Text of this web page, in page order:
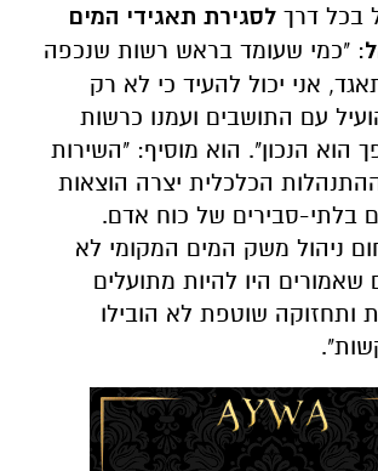
בכל דרך לסגירת תאגידי המים
: "כמי שעומד בראש רשות שנכפה
אני יכול להעיד כי לא רק
עם התושבים ועמנו כרשות
הוא הנכון". הוא מוסיף: "השירות
הכלכלית יצרה הוצאות
בלתי-סבירים של כוח אדם.
ניהול משק המים המקומי לא
שאמורים היו להיות מתועלים
ותחזוקה שוטפת לא הובילו